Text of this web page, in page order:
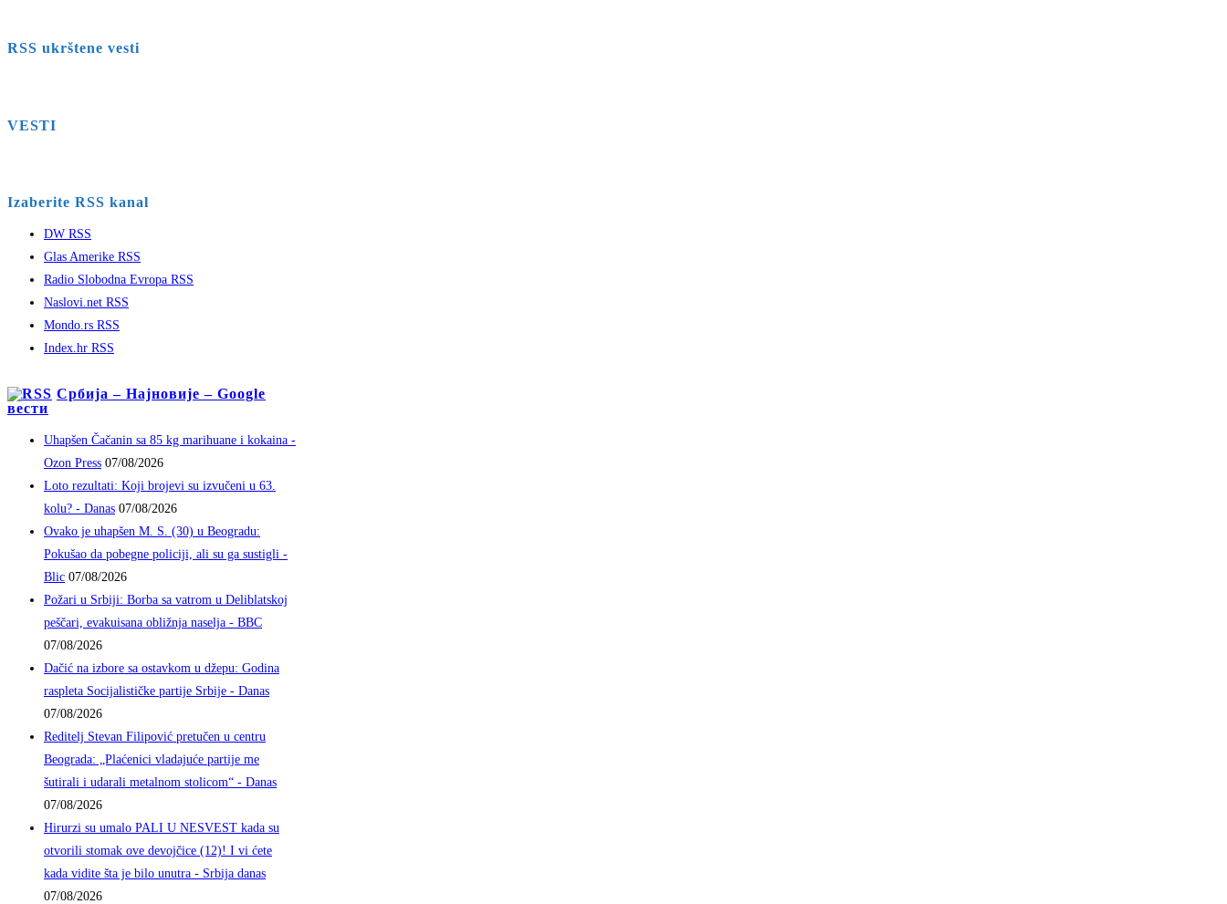
RSS ukrštene vesti
VESTI
Izaberite RSS kanal
DW RSS
Glas Amerike RSS
Radio Slobodna Evropa RSS
Naslovi.net RSS
Mondo.rs RSS
Index.hr RSS
Србија – Најновије – Google
вести
Uhapšen Čačanin sa 85 kg marihuane i kokaina -
Ozon Press 07/08/2026
Loto rezultati: Koji brojevi su izvučeni u 63.
kolu? - Danas 07/08/2026
Ovako je uhapšen M. S. (30) u Beogradu:
Pokušao da pobegne policiji, ali su ga sustigli -
Blic 07/08/2026
Požari u Srbiji: Borba sa vatrom u Deliblatskoj
peščari, evakuisana obližnja naselja - BBC
07/08/2026
Dačić na izbore sa ostavkom u džepu: Godina
raspleta Socijalističke partije Srbije - Danas
07/08/2026
Reditelj Stevan Filipović pretučen u centru
Beograda: „Plaćenici vladajuće partije me
šutirali i udarali metalnom stolicom“ - Danas
07/08/2026
Hirurzi su umalo PALI U NESVEST kada su
otvorili stomak ove devojčice (12)! I vi ćete
kada vidite šta je bilo unutra - Srbija danas
07/08/2026